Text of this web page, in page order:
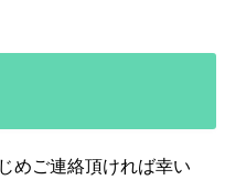
めご連絡頂ければ幸い